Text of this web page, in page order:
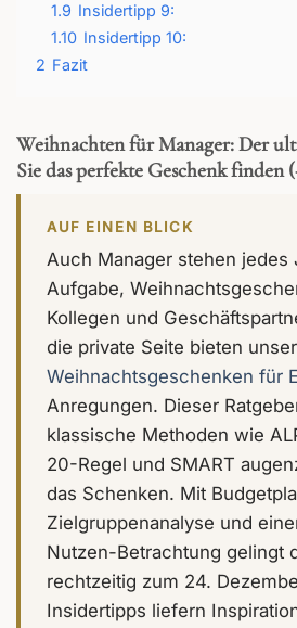
1.9 Insidertipp 9:
1.10 Insidertipp 10:
2 Fazit
Weihnachten für Manager: Der
Sie das perfekte Geschenk finden
AUF EINEN BLICK
Auch Manager stehen jedes
Aufgabe,
Kollegen und
die private Seite bieten
Weihnachtsgeschenken für
Anregungen. Dieser
klassische Methoden wie
20-Regel und SMART
das Schenken. Mit
Zielgruppenanalyse und
Nutzen-Betrachtung gelingt
rechtzeitig zum 24.
Insidertipps liefern